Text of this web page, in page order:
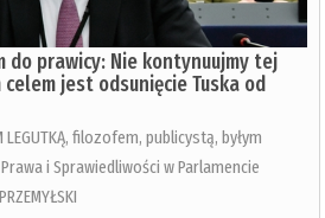
do prawicy: Nie kontynuujmy tej
jest odsunięcie Tuska od
LEGUTKĄ, filozofem, publicystą, byłym
i Sprawiedliwości w Parlamencie